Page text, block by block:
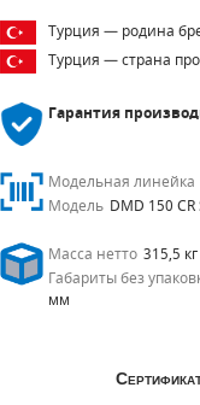
Турция — родина
Турция — страна
Гарантия
Модельная линейка
Модель DMD 150 CR
Масса нетто 315,5 кг
Габариты без
мм